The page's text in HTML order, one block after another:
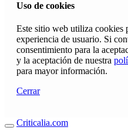
Uso de cookies
Este sitio web utiliza cookies
experiencia de usuario. Si
consentimiento para la
y la aceptación de nuestra
para mayor información.
Cerrar
Criticalia.com